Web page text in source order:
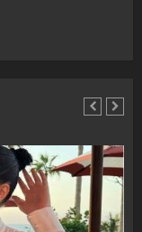
makinën më